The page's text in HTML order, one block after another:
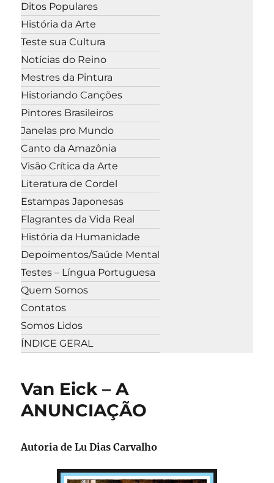
Ditos Populares
História da Arte
Teste sua Cultura
Notícias do Reino
Mestres da Pintura
Historiando Canções
Pintores Brasileiros
Janelas pro Mundo
Canto da Amazônia
Visão Crítica da Arte
Literatura de Cordel
Estampas Japonesas
Flagrantes da Vida Real
História da Humanidade
Depoimentos/Saúde Mental
Testes – Língua Portuguesa
Quem Somos
Contatos
Somos Lidos
ÍNDICE GERAL
Van Eick – A
ANUNCIAÇÃO
Autoria deLu Dias Carvalho